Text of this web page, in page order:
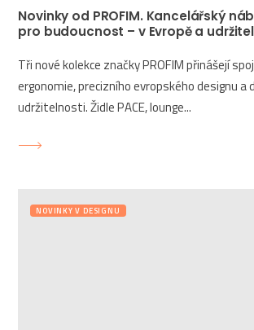
Novinky od PROFIM. Kancelářský
pro budoucnost – v Evropě a
Tři nové kolekce značky PROFIM přinášejí
ergonomie, precizního evropského designu a
udržitelnosti. Židle PACE, lounge...
NOVINKY V DESIGNU